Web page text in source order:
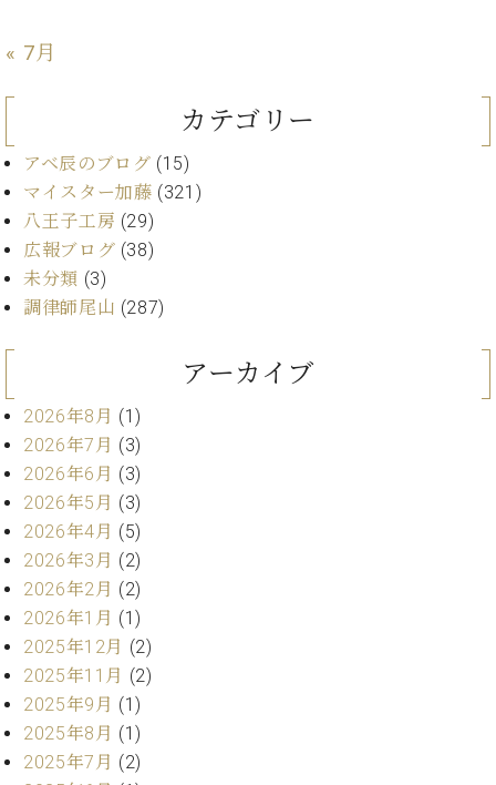
レ
ジ
デ
ン
ス
ュ
タ
イ
ン
コ
サ
ー
ト
グ
ラ
ン
ド
ピ
ア
ピ
番
号
ュ
を
前
に
ベ
タ
シ
ュ
ー
レ
納
入
績
ホ
ー
ル・
ー
ン
コ
ン
サ
レ
ン
イ
ベ
ン
ト
代
店
主
催
イ
ロ
ン・
調
律
格
方
ま
で
大
歓
迎。
ベヒ
ン・
シュ
ーレ
音楽
教室
ベ
ヒ
ュ
タ
イ
ン
・
会
お
問
合
せ
« 7月
カテゴリー
アベ辰のブログ (15)
マイスター加藤 (321)
八王子工房 (29)
広報ブログ (38)
未分類 (3)
調律師尾山 (287)
アーカイブ
2026年8月 (1)
2026年7月 (3)
2026年6月 (3)
2026年5月 (3)
2026年4月 (5)
2026年3月 (2)
2026年2月 (2)
2026年1月 (1)
2025年12月 (2)
2025年11月 (2)
2025年9月 (1)
2025年8月 (1)
2025年7月 (2)